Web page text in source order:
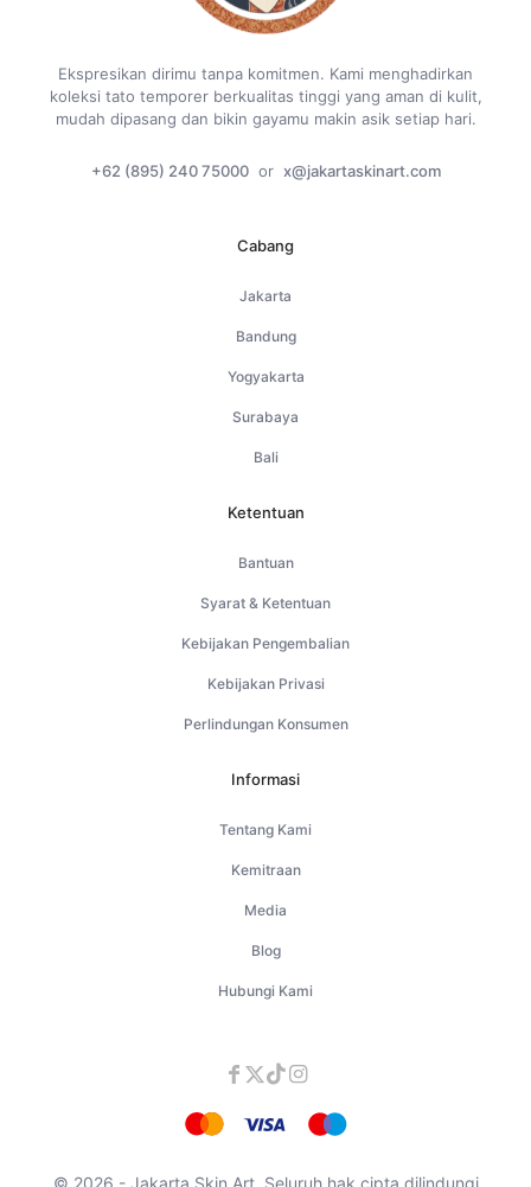
Ekspresikan dirimu tanpa komitmen. Kami menghadirkan
koleksi tato temporer berkualitas tinggi yang aman di kulit,
mudah dipasang dan bikin gayamu makin asik setiap hari.
+62 (895) 240 75000 or x@jakartaskinart.com
Cabang
Jakarta
Bandung
Yogyakarta
Surabaya
Bali
Ketentuan
Bantuan
Syarat & Ketentuan
Kebijakan Pengembalian
Kebijakan Privasi
Perlindungan Konsumen
Informasi
Tentang Kami
Kemitraan
Media
Blog
Hubungi Kami
© 2026 - Jakarta Skin Art. Seluruh hak cipta dilindungi